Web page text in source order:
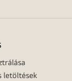
letöltések